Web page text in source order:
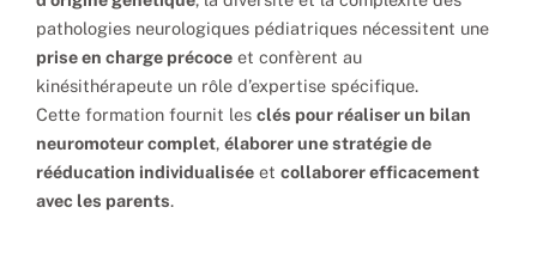
pathologies neurologiques pédiatriques nécessitent une
prise en charge précoce et confèrent au
kinésithérapeute un rôle d’expertise spécifique.
Cette formation fournit lesclés pour réaliser un bilan
neuromoteur complet,élaborer une stratégie de
rééducation individualisée etcollaborer efficacement
avec les parents.